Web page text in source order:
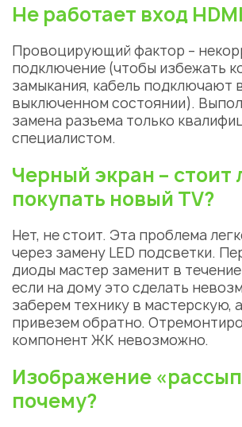
Не работает вход HDMI
Провоцирующий фактор –
подключение (чтобы избежать
замыкания, кабель подключают
выключенном состоянии).
замена разъема только
специалистом.
Черный экран – стоит
покупать новый TV?
Нет, не стоит. Эта проблема
через замену LED подсветки.
диоды мастер заменит в течение
если на дому это сделать
заберем технику в мастерскую,
привезем обратно.
компонент ЖК невозможно.
Изображение
почему?